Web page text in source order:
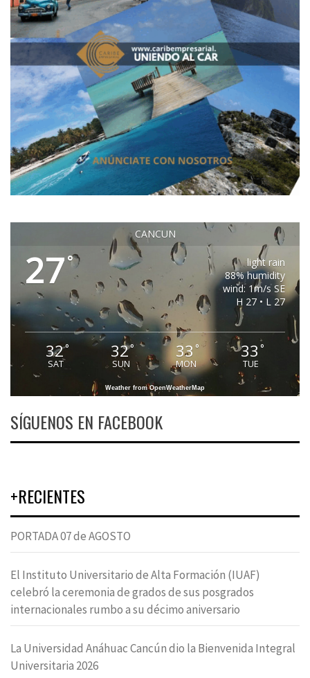
CANCUN
27°
light rain
88% humidity
wind: 1m/s SE
H 27 • L 27
32°
SAT
32°
SUN
33 °
MON
33 °
TUE
Weather from OpenWeatherMap
SÍGUENOS EN FACEBOOK
+RECIENTES
PORTADA 07 de AGOSTO
El Instituto Universitario de Alta Formación (IUAF)
celebró la ceremonia de grados de sus posgrados
internacionales rumbo a su décimo aniversario
La Universidad Anáhuac Cancún dio la Bienvenida Integral
Universitaria 2026